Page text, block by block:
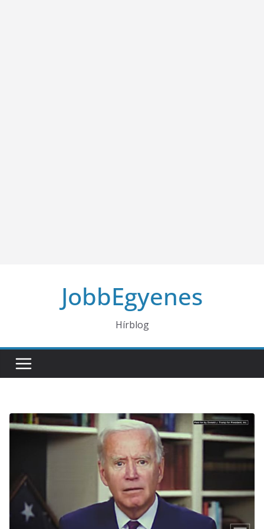
JobbEgyenes
Hírblog